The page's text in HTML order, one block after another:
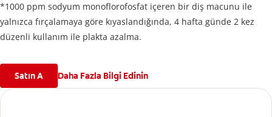
*1000 ppm sodyum monoflorofosfat içeren bir diş macunu ile
yalnızca fırçalamaya göre kıyaslandığında, 4 hafta günde 2 kez
düzenli kullanım ile plakta azalma.
Satın A Daha Fazla Bilgi Edinin